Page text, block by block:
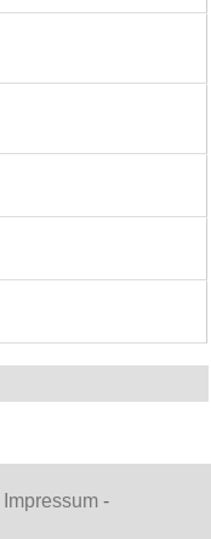
Impressum -